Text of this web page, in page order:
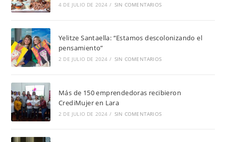
4 DE JULIO DE 2024 / SIN COMENTARIOS
Yelitze Santaella: “Estamos descolonizando el
pensamiento”
2 DE JULIO DE 2024 / SIN COMENTARIOS
Más de 150 emprendedoras recibieron
CrediMujer en Lara
2 DE JULIO DE 2024 / SIN COMENTARIOS